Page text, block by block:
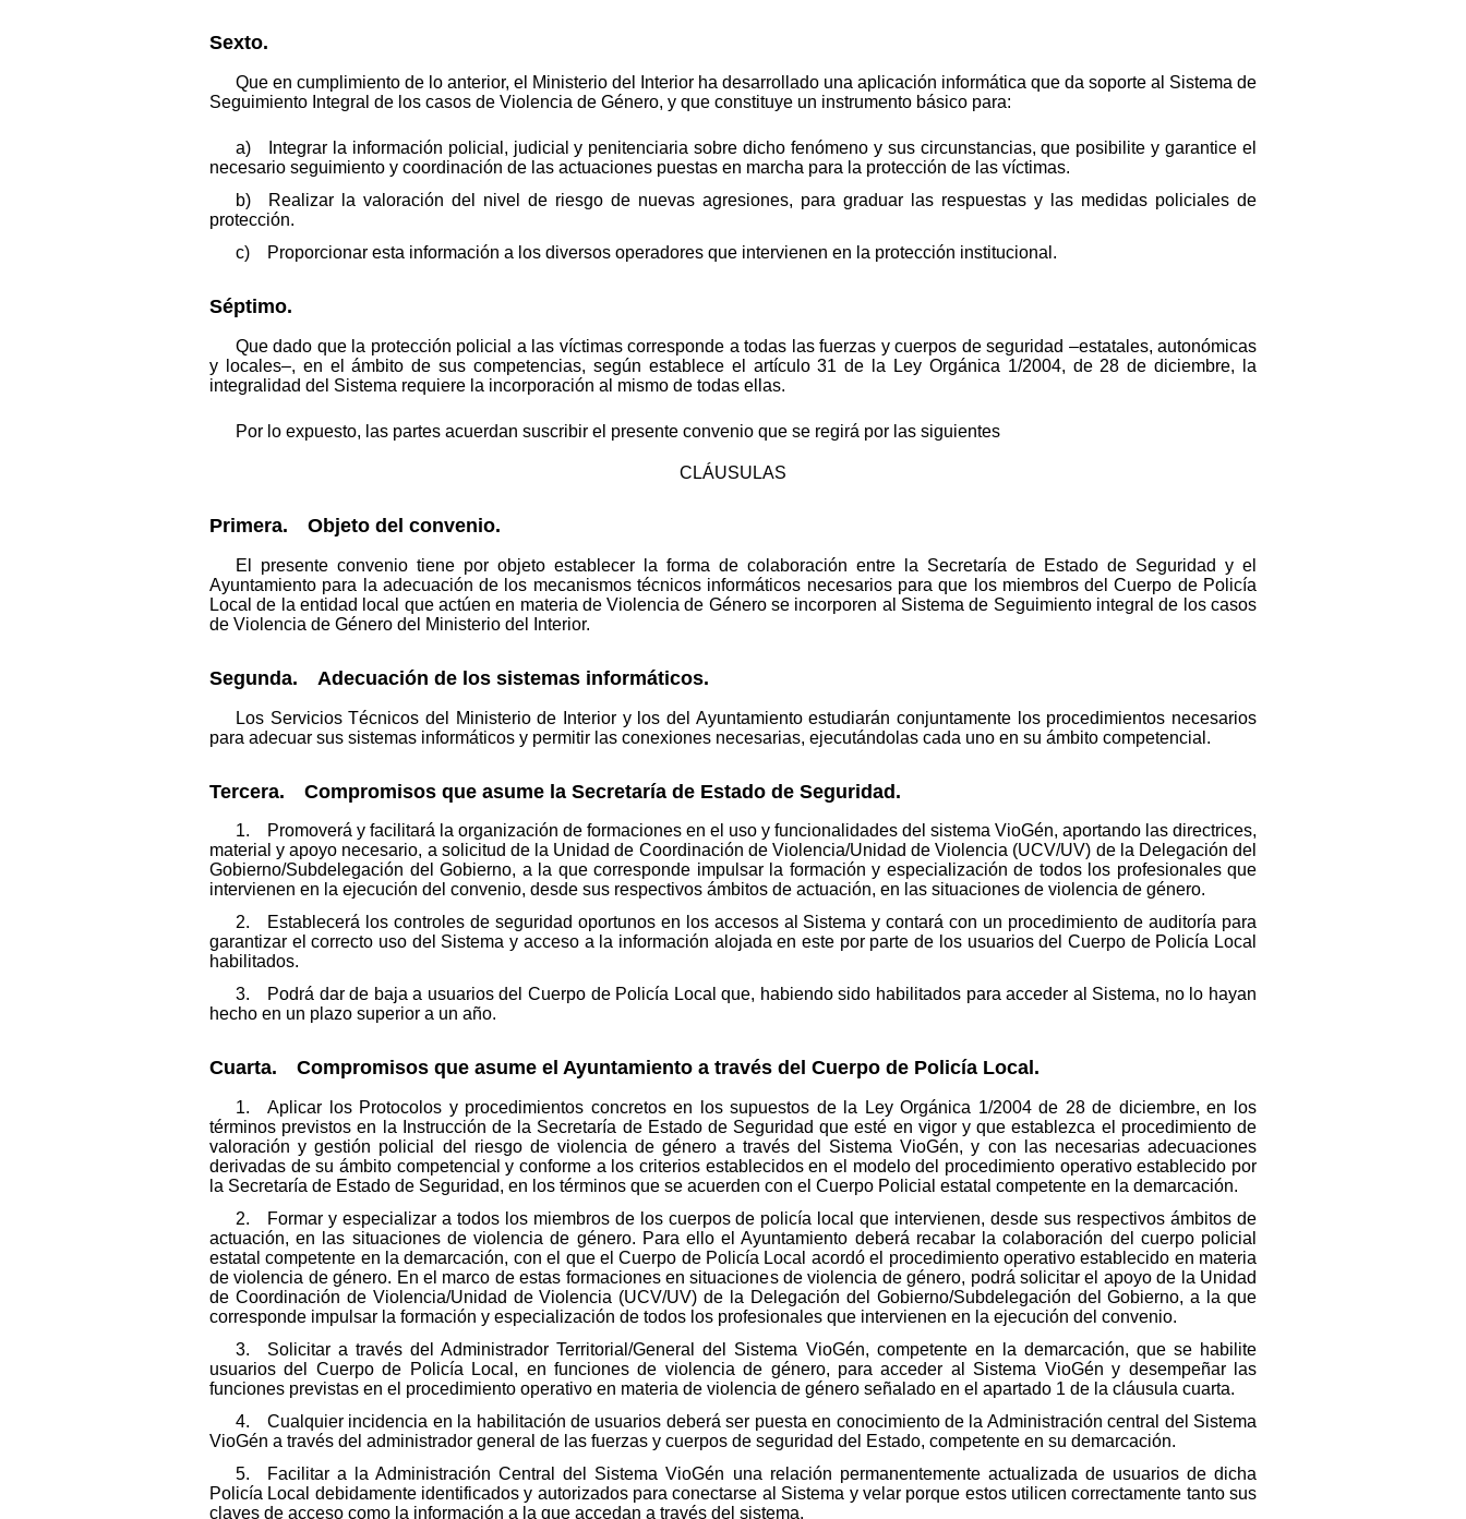
Sexto.
Que en cumplimiento de lo anterior, el Ministerio del Interior ha desarrollado una aplicación informática que da soporte al Sistema de
Seguimiento Integral de los casos de Violencia de Género, y que constituye un instrumento básico para:
a) Integrar la información policial, judicial y penitenciaria sobre dicho fenómeno y sus circunstancias, que posibilite y garantice el
necesario seguimiento y coordinación de las actuaciones puestas en marcha para la protección de las víctimas.
b) Realizar la valoración del nivel de riesgo de nuevas agresiones, para graduar las respuestas y las medidas policiales de
protección.
c) Proporcionar esta información a los diversos operadores que intervienen en la protección institucional.
Séptimo.
Que dado que la protección policial a las víctimas corresponde a todas las fuerzas y cuerpos de seguridad –estatales, autonómicas
y locales–, en el ámbito de sus competencias, según establece el artículo 31 de la Ley Orgánica 1/2004, de 28 de diciembre, la
integralidad del Sistema requiere la incorporación al mismo de todas ellas.
Por lo expuesto, las partes acuerdan suscribir el presente convenio que se regirá por las siguientes
CLÁUSULAS
Primera. Objeto del convenio.
El presente convenio tiene por objeto establecer la forma de colaboración entre la Secretaría de Estado de Seguridad y el
Ayuntamiento para la adecuación de los mecanismos técnicos informáticos necesarios para que los miembros del Cuerpo de Policía
Local de la entidad local que actúen en materia de Violencia de Género se incorporen al Sistema de Seguimiento integral de los casos
de Violencia de Género del Ministerio del Interior.
Segunda. Adecuación de los sistemas informáticos.
Los Servicios Técnicos del Ministerio de Interior y los del Ayuntamiento estudiarán conjuntamente los procedimientos necesarios
para adecuar sus sistemas informáticos y permitir las conexiones necesarias, ejecutándolas cada uno en su ámbito competencial.
Tercera. Compromisos que asume la Secretaría de Estado de Seguridad.
1. Promoverá y facilitará la organización de formaciones en el uso y funcionalidades del sistema VioGén, aportando las directrices,
material y apoyo necesario, a solicitud de la Unidad de Coordinación de Violencia/Unidad de Violencia (UCV/UV) de la Delegación del
Gobierno/Subdelegación del Gobierno, a la que corresponde impulsar la formación y especialización de todos los profesionales que
intervienen en la ejecución del convenio, desde sus respectivos ámbitos de actuación, en las situaciones de violencia de género.
2. Establecerá los controles de seguridad oportunos en los accesos al Sistema y contará con un procedimiento de auditoría para
garantizar el correcto uso del Sistema y acceso a la información alojada en este por parte de los usuarios del Cuerpo de Policía Local
habilitados.
3. Podrá dar de baja a usuarios del Cuerpo de Policía Local que, habiendo sido habilitados para acceder al Sistema, no lo hayan
hecho en un plazo superior a un año.
Cuarta. Compromisos que asume el Ayuntamiento a través del Cuerpo de Policía Local.
1. Aplicar los Protocolos y procedimientos concretos en los supuestos de la Ley Orgánica 1/2004 de 28 de diciembre, en los
términos previstos en la Instrucción de la Secretaría de Estado de Seguridad que esté en vigor y que establezca el procedimiento de
valoración y gestión policial del riesgo de violencia de género a través del Sistema VioGén, y con las necesarias adecuaciones
derivadas de su ámbito competencial y conforme a los criterios establecidos en el modelo del procedimiento operativo establecido por
la Secretaría de Estado de Seguridad, en los términos que se acuerden con el Cuerpo Policial estatal competente en la demarcación.
2. Formar y especializar a todos los miembros de los cuerpos de policía local que intervienen, desde sus respectivos ámbitos de
actuación, en las situaciones de violencia de género. Para ello el Ayuntamiento deberá recabar la colaboración del cuerpo policial
estatal competente en la demarcación, con el que el Cuerpo de Policía Local acordó el procedimiento operativo establecido en materia
de violencia de género. En el marco de estas formaciones en situaciones de violencia de género, podrá solicitar el apoyo de la Unidad
de Coordinación de Violencia/Unidad de Violencia (UCV/UV) de la Delegación del Gobierno/Subdelegación del Gobierno, a la que
corresponde impulsar la formación y especialización de todos los profesionales que intervienen en la ejecución del convenio.
3. Solicitar a través del Administrador Territorial/General del Sistema VioGén, competente en la demarcación, que se habilite
usuarios del Cuerpo de Policía Local, en funciones de violencia de género, para acceder al Sistema VioGén y desempeñar las
funciones previstas en el procedimiento operativo en materia de violencia de género señalado en el apartado 1 de la cláusula cuarta.
4. Cualquier incidencia en la habilitación de usuarios deberá ser puesta en conocimiento de la Administración central del Sistema
VioGén a través del administrador general de las fuerzas y cuerpos de seguridad del Estado, competente en su demarcación.
5. Facilitar a la Administración Central del Sistema VioGén una relación permanentemente actualizada de usuarios de dicha
Policía Local debidamente identificados y autorizados para conectarse al Sistema y velar porque estos utilicen correctamente tanto sus
claves de acceso como la información a la que accedan a través del sistema.